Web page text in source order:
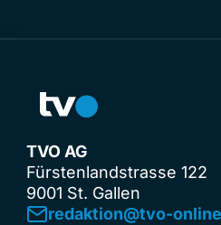
TVO AG
Fürstenlandstrasse 122
9001 St. Gallen
redaktion@tvo-